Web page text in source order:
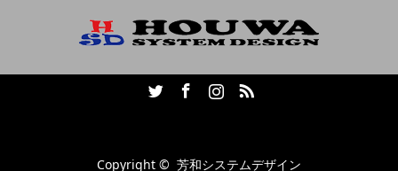
Copyright © 芳和システムデザイン